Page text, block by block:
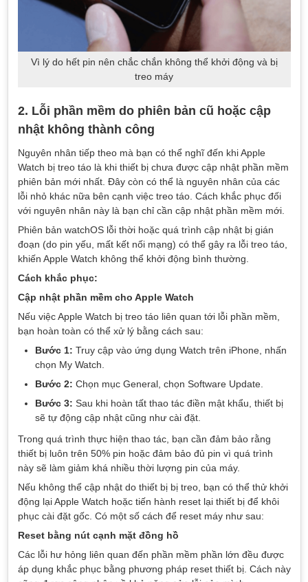
Vì lý do hết pin nên chắc chắn không thể khởi động và bị
treo máy
2. Lỗi phần mềm do phiên bản cũ hoặc cập
nhật không thành công
Nguyên nhân tiếp theo mà bạn có thể nghĩ đến khi Apple
Watch bị treo táo là khi thiết bị chưa được cập nhật phần mềm
phiên bản mới nhất. Đây còn có thể là nguyên nhân của các
lỗi nhỏ khác nữa bên cạnh việc treo táo. Cách khắc phục đối
với nguyên nhân này là bạn chỉ cần cập nhật phần mềm mới.
Phiên bản watchOS lỗi thời hoặc quá trình cập nhật bị gián
đoạn (do pin yếu, mất kết nối mạng) có thể gây ra lỗi treo táo,
khiến Apple Watch không thể khởi động bình thường.
Cách khắc phục:
Cập nhật phần mềm cho Apple Watch
Nếu việc Apple Watch bị treo táo liên quan tới lỗi phần mềm,
bạn hoàn toàn có thể xử lý bằng cách sau:
Bước 1: Truy cập vào ứng dụng Watch trên iPhone, nhấn
chọn My Watch.
Bước 2: Chọn mục General, chọn Software Update.
Bước 3: Sau khi hoàn tất thao tác điền mật khẩu, thiết bị
sẽ tự động cập nhật cũng như cài đặt.
Trong quá trình thực hiện thao tác, bạn cần đảm bảo rằng
thiết bị luôn trên 50% pin hoặc đảm bảo đủ pin vì quá trình
này sẽ làm giảm khá nhiều thời lượng pin của máy.
Nếu không thể cập nhật do thiết bị bị treo, bạn có thể thử khởi
động lại Apple Watch hoặc tiến hành reset lại thiết bị để khôi
phục cài đặt gốc. Có một số cách để reset máy như sau:
Reset bằng nút cạnh mặt đồng hồ
Các lỗi hư hỏng liên quan đến phần mềm phần lớn đều được
áp dụng khắc phục bằng phương pháp reset thiết bị. Cách này